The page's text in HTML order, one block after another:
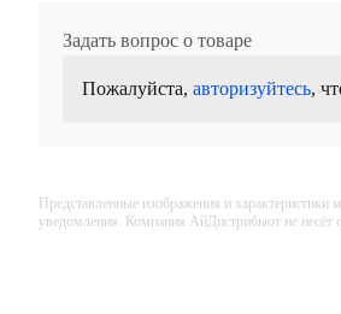
Задать вопрос о товаре
Пожалуйста, авторизуйтесь,
Представленные изображения и характеристики
уведомления. Компания АйДистрибьют не несёт